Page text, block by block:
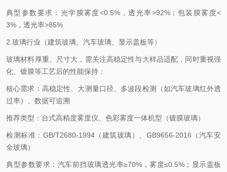
典型参数要求：光学膜雾度<0.5%，透光率>92%；包装膜雾度<
3% ，透光率>85%
2. 玻璃行业（建筑玻璃、汽车玻璃、显示盖板等）
玻璃材料厚重、尺寸大，需关注高稳定性与大样品适配，同时重视强
化、镀膜等工艺后的性能保持：
核心需求：高稳定性、大测量口径、多波段检测（如汽车玻璃红外透
过率）、数据可追溯
推荐类型：台式高精度雾度仪、色彩雾度一体机型（镀膜玻璃）
检测标准： GB/T2680-1994（建筑玻璃）、 GB9656-2016 （汽车安
全玻璃）
典型参数要求：汽车前挡玻璃透光率≥70% ，雾度≤0.5% ；显示盖板